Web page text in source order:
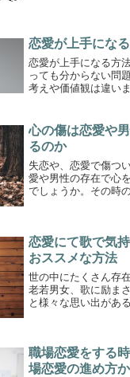
恋愛が上手にな
恋愛が上手になる方
っても分からない問
考えや価値観は違い
思います。育った環
活によって、異性と
心の傷は恋愛や
るのか
失恋や、恋愛で傷つ
愛や男性の存在で心
でしょうか。その時
「ツクツク!!」精神...
恋愛にて歌で気
おススメな方法
世の中にたくさん存
老若男女、歌に励ま
と様々な思い出があ
ーなどではなく、小
職場恋愛をする
場恋愛の進め方